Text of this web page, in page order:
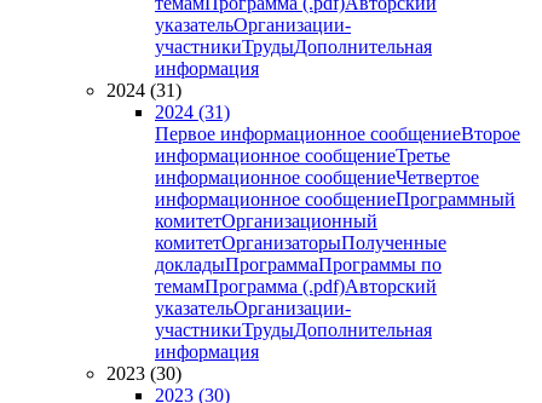
указательОрганизации-
участникиТрудыДополнительная
информация
2024 (31)
2024 (31)
Первое информационное сообщениеВторое
информационное сообщениеТретье
информационное сообщениеЧетвертое
информационное сообщениеПрограммный
комитетОрганизационный
комитетОрганизаторыПолученные
докладыПрограммаПрограммы по
темамПрограмма (.pdf)Авторский
указательОрганизации-
участникиТрудыДополнительная
информация
2023 (30)
2023 (30)